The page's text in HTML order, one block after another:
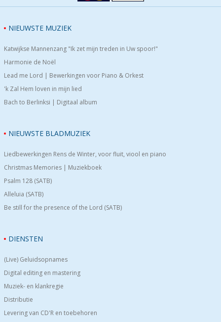
NIEUWSTE MUZIEK
Katwijkse Mannenzang "Ik zet mijn treden in Uw spoor!"
Harmonie de Noël
Lead me Lord | Bewerkingen voor Piano & Orkest
'k Zal Hem loven in mijn lied
Bach to Berlinksi | Digitaal album
NIEUWSTE BLADMUZIEK
Liedbewerkingen Rens de Winter, voor fluit, viool en piano
Christmas Memories | Muziekboek
Psalm 128 (SATB)
Alleluia (SATB)
Be still for the presence of the Lord (SATB)
DIENSTEN
(Live) Geluidsopnames
Digital editing en mastering
Muziek- en klankregie
Distributie
Levering van CD'R en toebehoren